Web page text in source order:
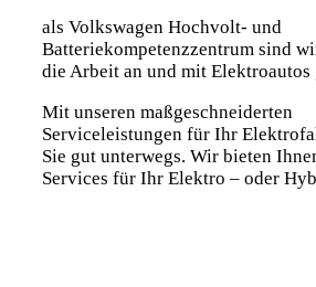
als Volkswagen Hochvolt- und
Batteriekompetenzzentrum sind
die Arbeit an und mit Elektroautos
Mit unseren maßgeschneiderten
Serviceleistungen für Ihr
Sie gut unterwegs. Wir bieten
Services für Ihr Elektro – oder